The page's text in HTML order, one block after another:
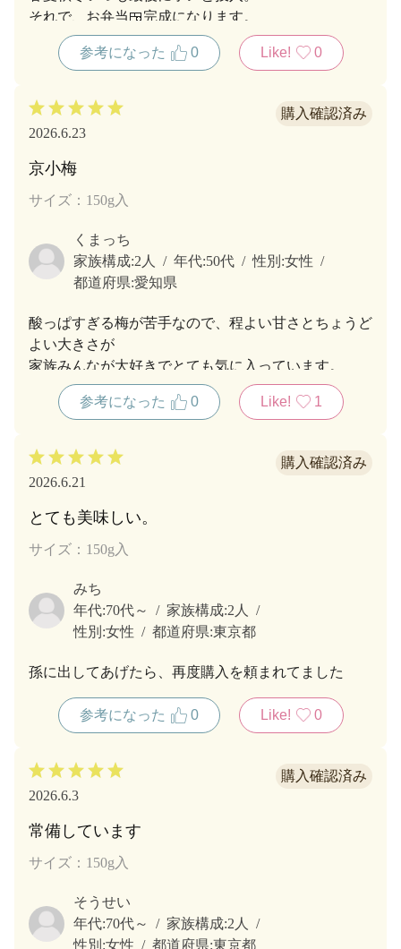
それで、お弁当🍱完成になります。
参考になった 0 Like! 0
2026.6.23
京小梅
サイズ：150g入
くまっち
家族構成:2人 年代:50代 性別:女性
都道府県:愛知県
酸っぱすぎる梅が苦手なので、程よい甘さとちょうど
よい大きさが
家族みんなが大好きでとても気に入っています。
150ｇの上に倍のサイズの壺入りがあるととても嬉し
いです。参考になった 0 Like! 1
2026.6.21
とても美味しい。
サイズ：150g入
みち
年代:70代～ 家族構成:2人
性別:女性 都道府県:東京都
孫に出してあげたら、再度購入を頼まれてました
参考になった 0 Like! 0
2026.6.3
常備しています
サイズ：150g入
そうせい
年代:70代～ 家族構成:2人
性別:女性 都道府県:東京都